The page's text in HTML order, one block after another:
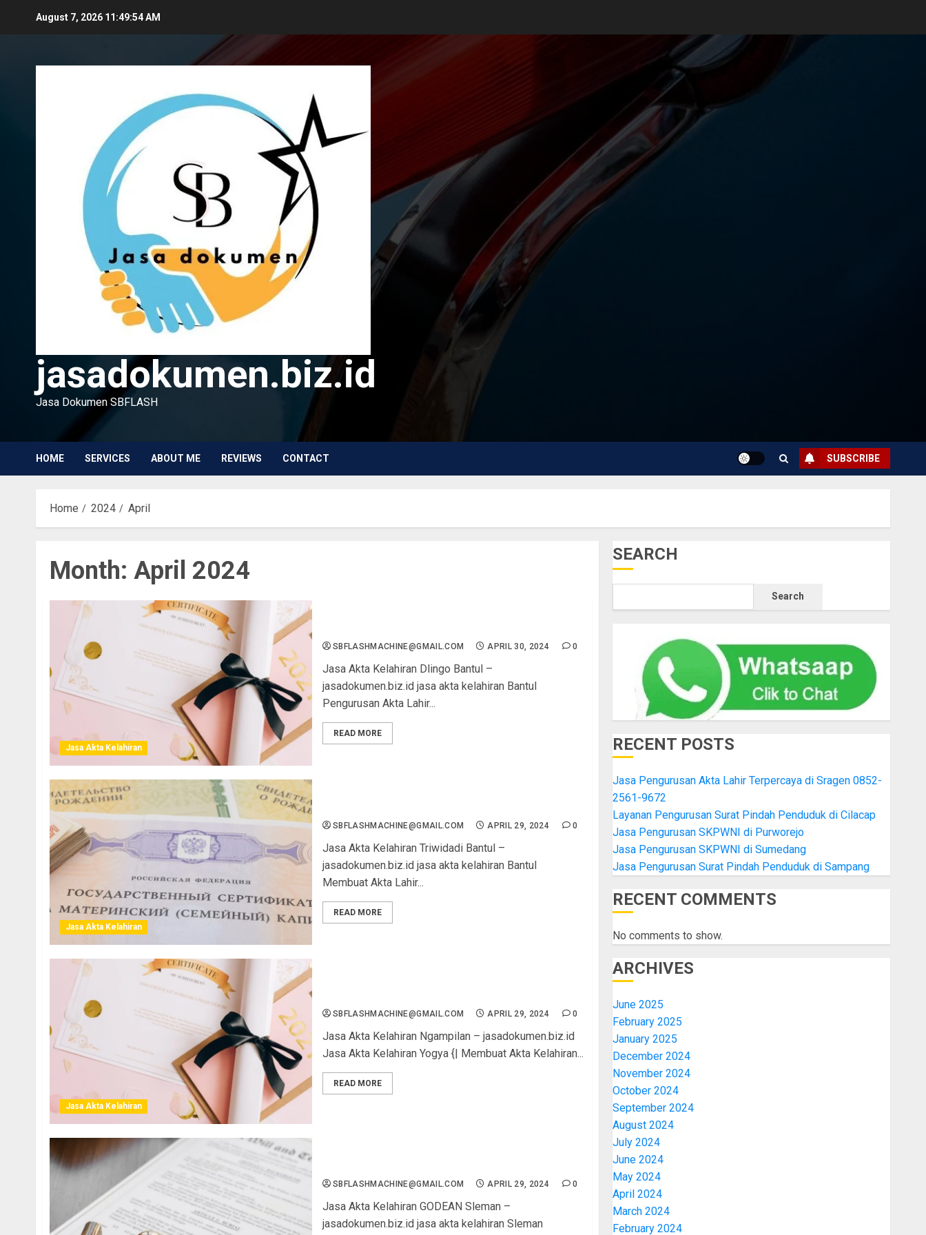
August 7, 2026 11:49:55 AM
jasadokumen.biz.id
Jasa Dokumen SBFLASH
HOME SERVICES ABOUT ME REVIEWS CONTACT SUBSCRIBE
Home 2024 April
Month: April 2024
Jasa Akta Kelahiran
SBFLASHMACHINE@GMAIL.COM APRIL 30, 2024 0
Jasa Akta Kelahiran Dlingo Bantul –
jasadokumen.biz.id jasa akta kelahiran Bantul
Pengurusan Akta Lahir...
READ MORE
Jasa Akta Kelahiran
SBFLASHMACHINE@GMAIL.COM APRIL 29, 2024 0
Jasa Akta Kelahiran Triwidadi Bantul –
jasadokumen.biz.id jasa akta kelahiran Bantul
Membuat Akta Lahir...
READ MORE
Jasa Akta Kelahiran
SBFLASHMACHINE@GMAIL.COM APRIL 29, 2024 0
Jasa Akta Kelahiran Ngampilan – jasadokumen.biz.id
Jasa Akta Kelahiran Yogya {| Membuat Akta Kelahiran...
READ MORE
SBFLASHMACHINE@GMAIL.COM APRIL 29, 2024 0
Jasa Akta Kelahiran GODEAN Sleman –
jasadokumen.biz.id jasa akta kelahiran Sleman
SEARCH
Search
RECENT POSTS
Jasa Pengurusan Akta Lahir Terpercaya di Sragen 0852-
2561-9672
Layanan Pengurusan Surat Pindah Penduduk di Cilacap
Jasa Pengurusan SKPWNI di Purworejo
Jasa Pengurusan SKPWNI di Sumedang
Jasa Pengurusan Surat Pindah Penduduk di Sampang
RECENT COMMENTS
No comments to show.
ARCHIVES
June 2025
February 2025
January 2025
December 2024
November 2024
October 2024
September 2024
August 2024
July 2024
June 2024
May 2024
April 2024
March 2024
February 2024